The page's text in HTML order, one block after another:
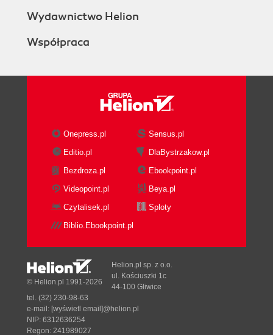
Wydawnictwo Helion
Współpraca
Onepress.pl
Sensus.pl
Editio.pl
DlaBystrzakow.pl
Bezdroza.pl
Ebookpoint.pl
Videopoint.pl
Beya.pl
Czytalisek.pl
Sploty
Biblio.Ebookpoint.pl
© Helion.pl 1991-2026
Helion.pl sp. z o.o.
ul. Kościuszki 1c
44-100 Gliwice
tel. (32) 230-98-63
e-mail: [wyświetl email]@helion.pl
NIP: 6312636254
Regon: 241989027